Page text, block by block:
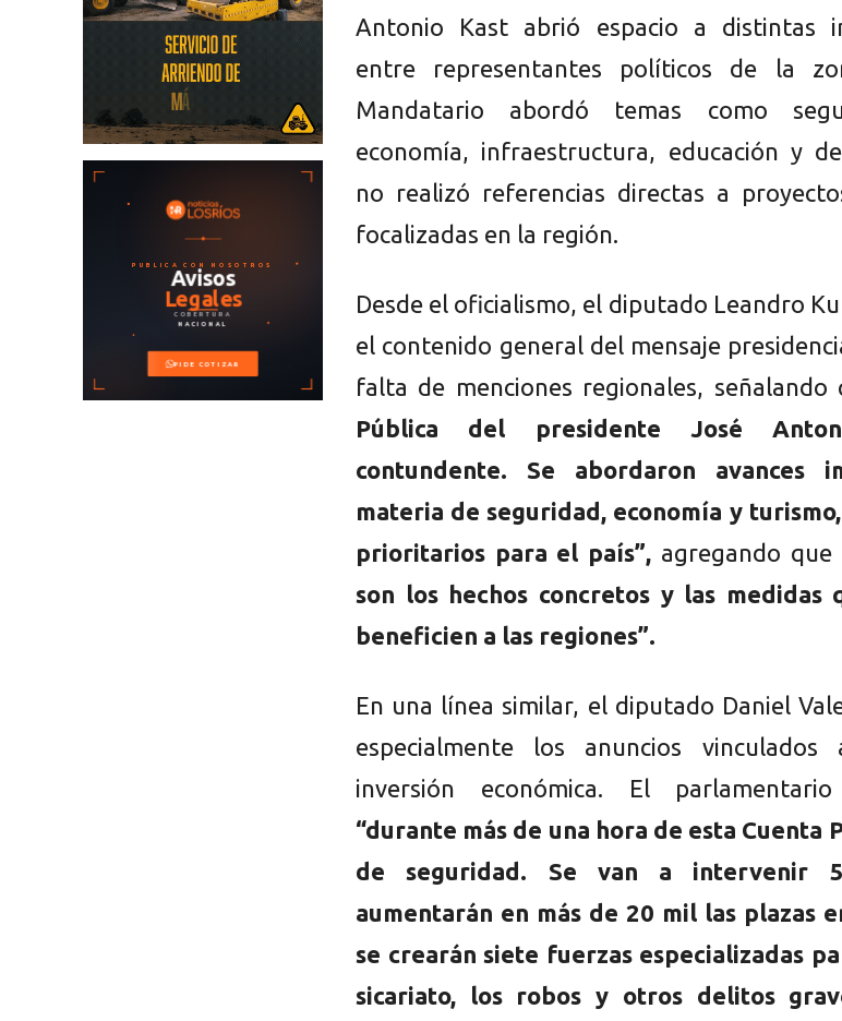
Antonio Kast abrió espacio a distintas
entre representantes políticos de la
Mandatario abordó temas como
economía, infraestructura, educación y
no realizó referencias directas a
focalizadas en la región.
Desde el oficialismo, el diputado Leandro
el contenido general del mensaje
falta de menciones regionales, señalando
Pública del presidente José
contundente. Se abordaron avances
materia de seguridad, economía y
prioritarios para el país”, agregando que
son los hechos concretos y las medidas
beneficien a las regiones”.
En una línea similar, el diputado Daniel
especialmente los anuncios
inversión económica. El
“durante más de una hora de esta Cuenta
de seguridad. Se van a intervenir
aumentarán en más de 20 mil las plazas
se crearán siete fuerzas especializadas
sicariato, los robos y otros delitos